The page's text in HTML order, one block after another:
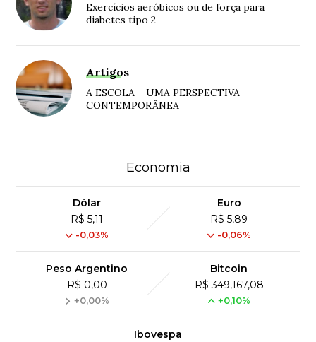
Exercícios aeróbicos ou de força para
diabetes tipo 2
Artigos
A ESCOLA – UMA PERSPECTIVA
CONTEMPORÂNEA
Economia
Dólar
R$ 5,11
-0,03%
Euro
R$ 5,89
-0,06%
Peso Argentino
R$ 0,00
+0,00%
Bitcoin
R$ 349,167,08
+0,10%
Ibovespa